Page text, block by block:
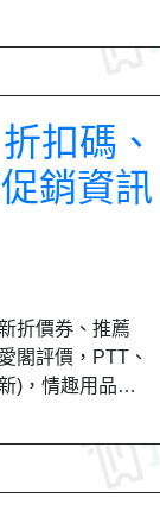
扣碼、
銷資訊
折價券、推薦
閣評價，PTT、
)，情趣用品…